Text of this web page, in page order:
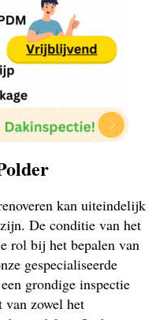
kan uiteindelijk
De conditie van het
rol bij het bepalen van
gespecialiseerde
grondige inspectie
van zowel het